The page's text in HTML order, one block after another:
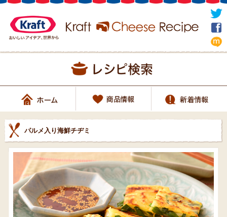
パルメ入り海鮮チヂミ